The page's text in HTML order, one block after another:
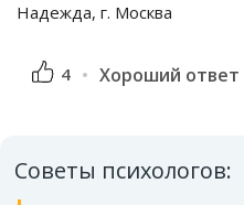
Надежда, г. Москва
4 Хороший ответ
Советы психологов: